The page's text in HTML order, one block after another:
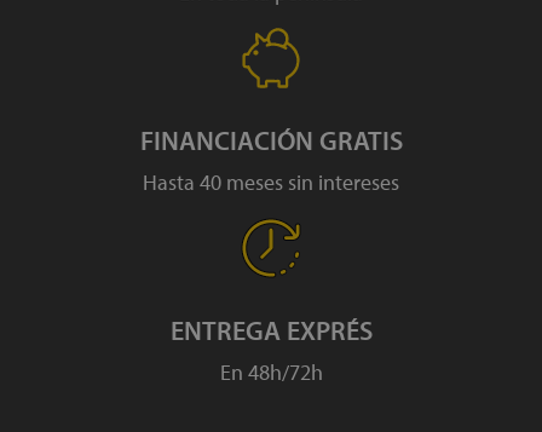
FINANCIACIÓN GRATIS
Hasta 40 meses sin intereses
ENTREGA EXPRÉS
En 48h/72h